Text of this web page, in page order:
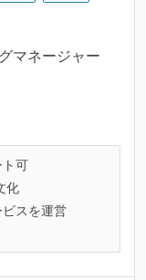
マネージャー
可
化
スを運営